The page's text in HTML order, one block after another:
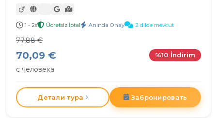
1 - 2s Ücretsiz İptal Anında Onay 2 dilde mevcut
77,88 €
70,09 €
с человека
%10 İndirim
Детали тура Забронировать